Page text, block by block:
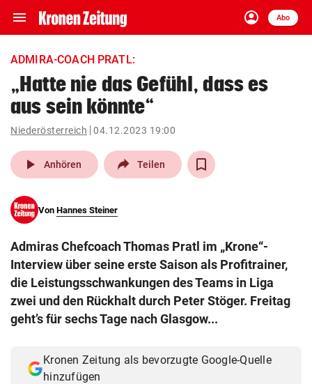
menu Navigation
ein-/ausklappen
account_circle
Anmelden
Abo
close Schließen
account_circle Anmelden
pin_drop
Wien arrow_right
search
eingeben
© Krone Multimedia GmbH & Co KG 2026
ADMIRA-COACH PRATL:
„Hatte nie das Gefühl, dass es
aus sein könnte“
Niederösterreich 04.12.2023 19:00
play_arrow Anhören Teilen
Von Hannes Steiner
Admiras Chefcoach Thomas Pratl im „Krone“-
Interview über seine erste Saison als Profitrainer,
die Leistungsschwankungen des Teams in Liga
zwei und den Rückhalt durch Peter Stöger. Freitag
geht’s für sechs Tage nach Glasgow...
Kronen Zeitung als bevorzugte Google-Quelle
hinzufügen